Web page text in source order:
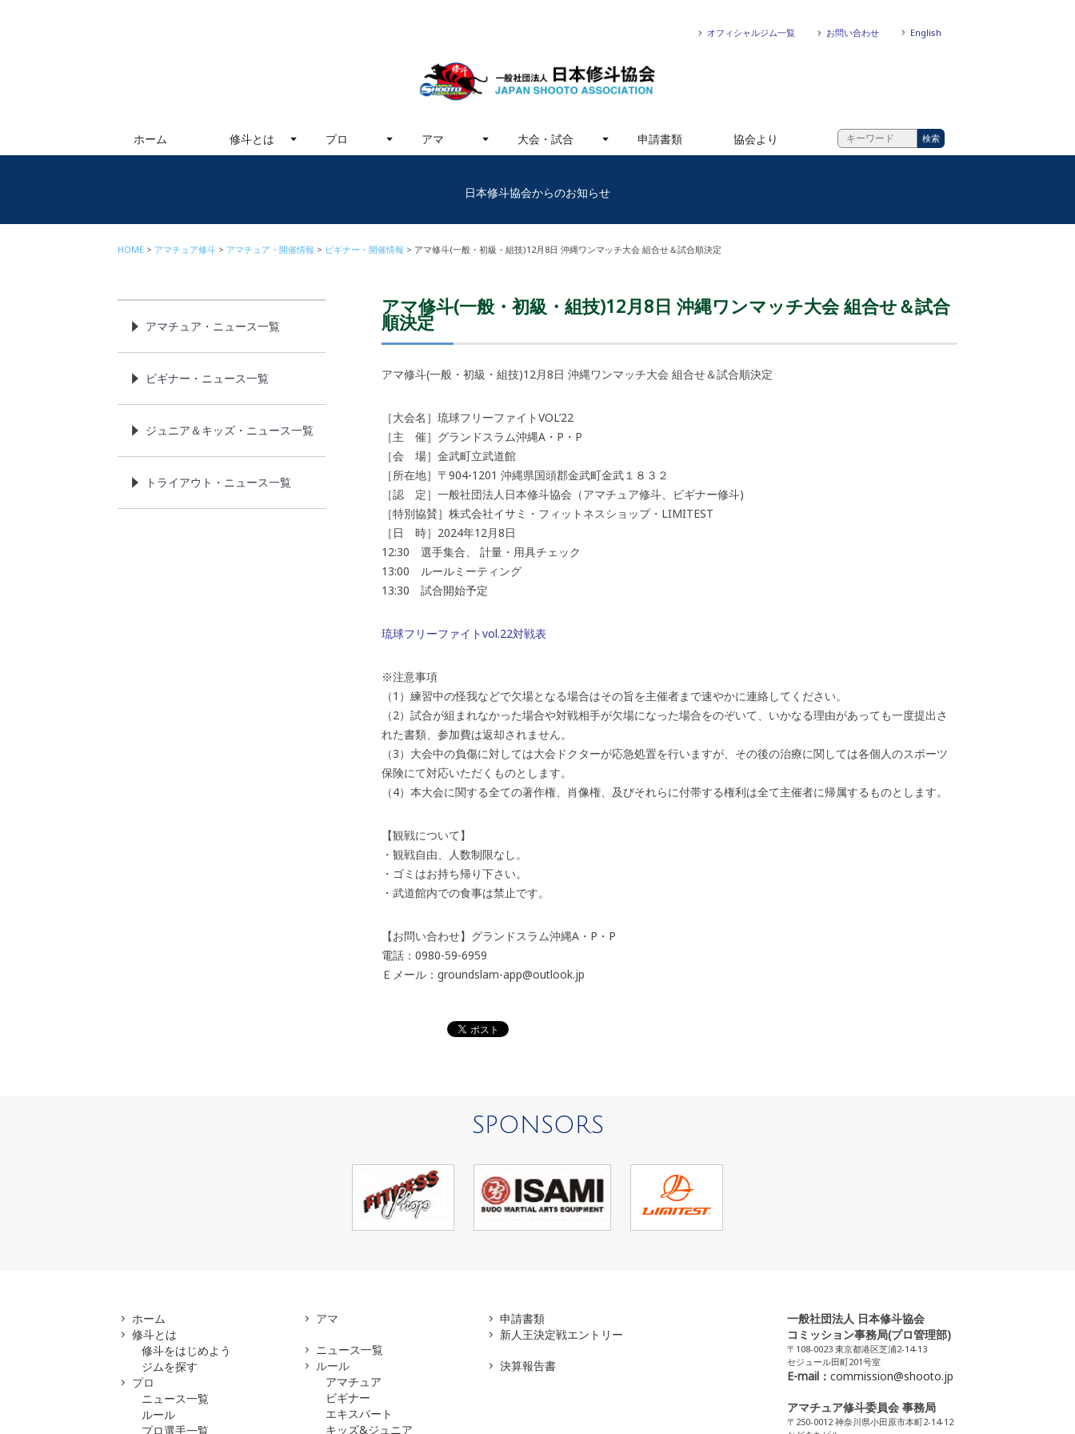
オフィシャルジム一覧 お問い合わせ English
ホーム 修斗とは プロ アマ 大会・試合 申請書類 協会より
日本修斗協会からのお知らせ
HOME アマチュア修斗 アマチュア・開催情報 ビギナー・開催情報 アマ修斗(一般・初級・組技)12月8日 沖縄ワンマッチ大会 組合せ＆試合順決定
アマ修斗(一般・初級・組技)12月8日 沖縄ワンマッチ大会 組合せ＆試合
順決定
アマ修斗(一般・初級・組技)12月8日 沖縄ワンマッチ大会 組合せ＆試合順決定
［大会名］琉球フリーファイトVOL’22
［主 催］グランドスラム沖縄A・P・P
［会 場］金武町立武道館
［所在地］〒904-1201 沖縄県国頭郡金武町金武１８３２
［認 定］一般社団法人日本修斗協会（アマチュア修斗、ビギナー修斗)
［特別協賛］株式会社イサミ・フィットネスショップ・LIMITEST
［日 時］2024年12月8日
12:30 選手集合、 計量・用具チェック
13:00 ルールミーティング
13:30 試合開始予定
琉球フリーファイトvol.22対戦表
※注意事項
（1）練習中の怪我などで欠場となる場合はその旨を主催者まで速やかに連絡してください。
（2）試合が組まれなかった場合や対戦相手が欠場になった場合をのぞいて、いかなる理由があっても一度提出さ
れた書類、参加費は返却されません。
（3）大会中の負傷に対しては大会ドクターが応急処置を行いますが、その後の治療に関しては各個人のスポーツ
保険にて対応いただくものとします。
（4）本大会に関する全ての著作権、肖像権、及びそれらに付帯する権利は全て主催者に帰属するものとします。
【観戦について】
・観戦自由、人数制限なし。
・ゴミはお持ち帰り下さい。
・武道館内での食事は禁止です。
【お問い合わせ】グランドスラム沖縄A・P・P
電話：0980-59-6959
Ｅメール：groundslam-app@outlook.jp
アマチュア・ニュース一覧
ビギナー・ニュース一覧
ジュニア＆キッズ・ニュース一覧
トライアウト・ニュース一覧
SPONSORS
ホーム
修斗とは
修斗をはじめよう
ジムを探す
プロ
ニュース一覧
ルール
プロ選手一覧
アマ
ニュース一覧
ルール
アマチュア
ビギナー
エキスパート
キッズ&ジュニア
申請書類
新人王決定戦エントリー
決算報告書
一般社団法人 日本修斗協会
コミッション事務局(プロ管理部)
〒108-0023 東京都港区芝浦2-14-13
セジュール田町201号室
E-mail： commission@shooto.jp
アマチュア修斗委員会 事務局
〒250-0012 神奈川県小田原市本町2-14-12